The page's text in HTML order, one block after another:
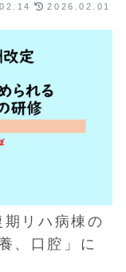
2026.02.01
リハ病棟の
、口腔」に